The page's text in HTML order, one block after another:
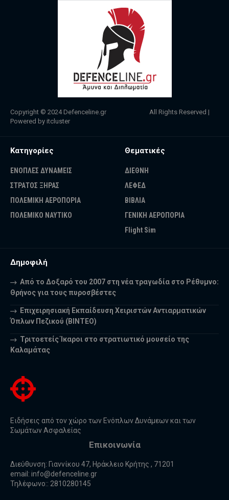
Copyright © 2024 Defenceline.gr All Rights Reserved |
Powered by itcluster
Κατηγορίες
ΕΝΟΠΛΕΣ ΔΥΝΑΜΕΙΣ
ΣΤΡΑΤΟΣ ΞΗΡΑΣ
ΠΟΛΕΜΙΚΗ ΑΕΡΟΠΟΡΙΑ
ΠΟΛΕΜΙΚΟ ΝΑΥΤΙΚΟ
Θεματικές
ΔΙΕΘΝΗ
ΛΕΦΕΔ
ΒΙΒΛΙΑ
ΓΕΝΙΚΗ ΑΕΡΟΠΟΡΙΑ
Flight Sim
Δημοφιλή
Από το Δοξαρό του 2007 στη νέα τραγωδία στο Ρέθυμνο:
Θρήνος για τους πυροσβέστες
Επιχειρησιακή Εκπαίδευση Χειριστών Αντιαρματικών
Όπλων Πεζικού (ΒΙΝΤΕΟ)
Τριτοετείς Ίκαροι στο στρατιωτικό μουσείο της
Καλαμάτας
Ειδήσεις από τον χώρο των Ενόπλων Δυνάμεων και των
Σωμάτων Ασφαλείας
Επικοινωνία
Διεύθυνση: Γιαννίκου 47, Ηράκλειο Κρήτης , 71201
email: info@defenceline.gr
Τηλέφωνο:: 2810280145